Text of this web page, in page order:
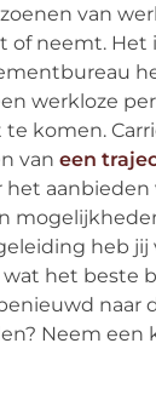
van
of neemt. Het
werkloze
komen.
van een
het aanbieden
heb jij
wat het beste
naar
Neem een